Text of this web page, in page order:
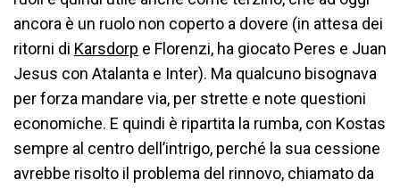
ancora è un ruolo non coperto a dovere (in attesa dei
ritorni di Karsdorp e Florenzi, ha giocato Peres e Juan
Jesus con Atalanta e Inter). Ma qualcuno bisognava
per forza mandare via, per strette e note questioni
economiche. E quindi è ripartita la rumba, con Kostas
sempre al centro dell’intrigo, perché la sua cessione
avrebbe risolto il problema del rinnovo, chiamato da